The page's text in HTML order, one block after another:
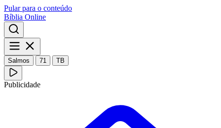
Pular para o conteúdo
Bíblia Online
Salmos 71 TB
Publicidade